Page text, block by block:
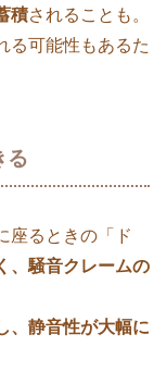
積されることも。
る可能性もあるた
る
座るときの「ド
、騒音クレームの
、静音性が大幅に